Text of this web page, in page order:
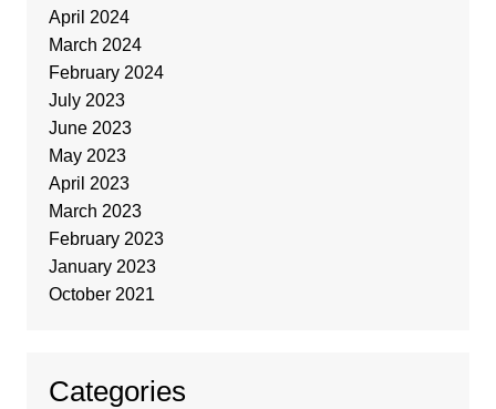
April 2024
March 2024
February 2024
July 2023
June 2023
May 2023
April 2023
March 2023
February 2023
January 2023
October 2021
Categories